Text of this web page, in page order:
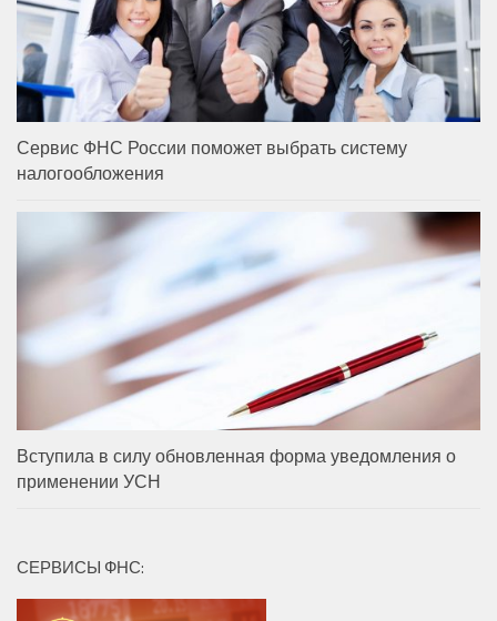
Сервис ФНС России поможет выбрать систему
налогообложения
Вступила в силу обновленная форма уведомления о
применении УСН
СЕРВИСЫ ФНС: